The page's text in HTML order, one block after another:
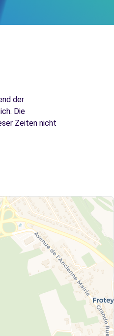
der
Die
Zeiten nicht